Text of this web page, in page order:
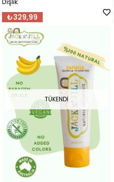
₺329,99
TÜKENDI